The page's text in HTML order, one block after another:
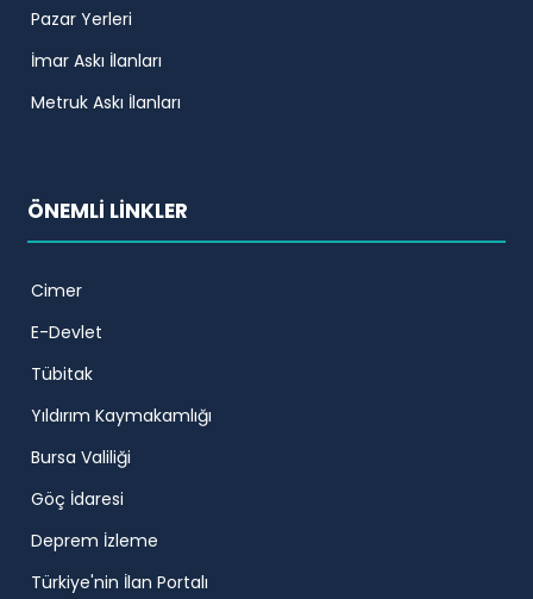
Pazar Yerleri
İmar Askı İlanları
Metruk Askı İlanları
ÖNEMLİ LİNKLER
Cimer
E-Devlet
Tübitak
Yıldırım Kaymakamlığı
Bursa Valiliği
Göç İdaresi
Deprem İzleme
Türkiye'nin İlan Portalı